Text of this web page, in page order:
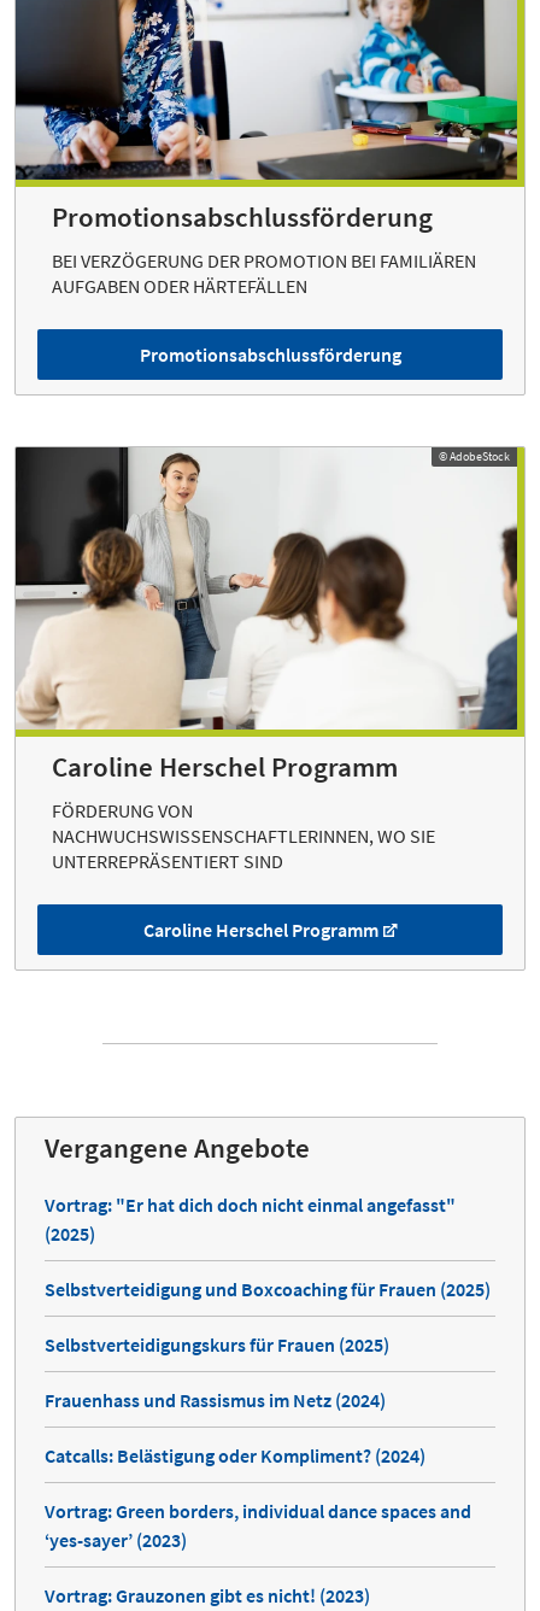
Promotionsabschlussförderung
BEI VERZÖGERUNG DER PROMOTION BEI FAMILIÄREN
AUFGABEN ODER HÄRTEFÄLLEN
Promotionsabschlussförderung
© AdobeStock
© AdobeStock
Caroline Herschel Programm
FÖRDERUNG VON
NACHWUCHSWISSENSCHAFTLERINNEN, WO SIE
UNTERREPRÄSENTIERT SIND
Caroline Herschel Programm
Vergangene Angebote
Vortrag: "Er hat dich doch nicht einmal angefasst"
(2025)
Selbstverteidigung und Boxcoaching für Frauen (2025)
Selbstverteidigungskurs für Frauen (2025)
Frauenhass und Rassismus im Netz (2024)
Catcalls: Belästigung oder Kompliment? (2024)
Vortrag: Green borders, individual dance spaces and
‘yes-sayer’ (2023)
Vortrag: Grauzonen gibt es nicht! (2023)